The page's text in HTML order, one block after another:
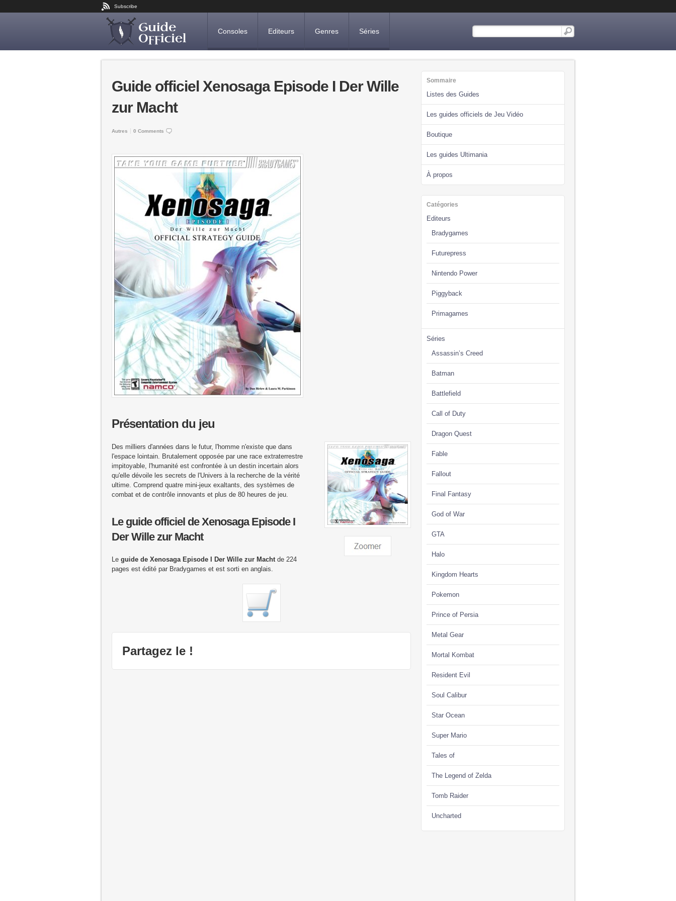
Subscribe
Consoles Editeurs Genres Séries
Guide officiel Xenosaga Episode I Der Wille
zur Macht
Autres 0 Comments
Présentation du jeu
Des milliers d'années dans le futur, l'homme n'existe que dans
l'espace lointain. Brutalement opposée par une race extraterrestre
impitoyable, l'humanité est confrontée à un destin incertain alors
qu'elle dévoile les secrets de l'Univers à la recherche de la vérité
ultime. Comprend quatre mini-jeux exaltants, des systèmes de
combat et de contrôle innovants et plus de 80 heures de jeu.
Le guide officiel de Xenosaga Episode I
Der Wille zur Macht
Le guide de Xenosaga Episode I Der Wille zur Machtde 224
pages est édité par Bradygames et est sorti en anglais.
Partagez le !
Sommaire
Listes des Guides
Les guides officiels de Jeu Vidéo
Boutique
Les guides Ultimania
À propos
Catégories
Editeurs
Bradygames
Futurepress
Nintendo Power
Piggyback
Primagames
Séries
Assassin’s Creed
Batman
Battlefield
Call of Duty
Dragon Quest
Fable
Fallout
Final Fantasy
God of War
GTA
Halo
Kingdom Hearts
Pokemon
Prince of Persia
Metal Gear
Mortal Kombat
Resident Evil
Soul Calibur
Star Ocean
Super Mario
Tales of
The Legend of Zelda
Tomb Raider
Uncharted